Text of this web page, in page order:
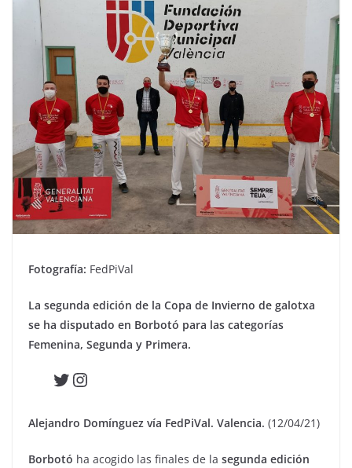
Fotografía: FedPiVal
La segunda edición de la Copa de Invierno de galotxa
se ha disputado en Borbotó para las categorías
Femenina, Segunda y Primera.
Twitter
Instagram
Alejandro Domínguez vía FedPiVal. Valencia. (12/04/21)
Borbotó ha acogido las finales de la segunda edición